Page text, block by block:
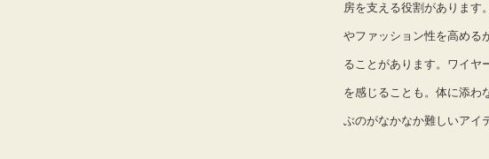
房を支える役割があります
やファッション性を高める
ることがあります。ワイヤ
を感じることも。体に添わ
ぶのがなかなか難しいアイ